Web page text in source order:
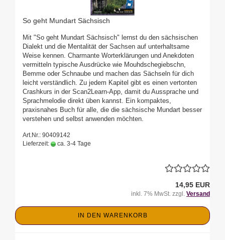
So geht Mundart Sächsisch
Mit "So geht Mundart Sächsisch" lernst du den sächsischen
Dialekt und die Mentalität der Sachsen auf unterhaltsame
Weise kennen. Charmante Worterklärungen und Anekdoten
vermitteln typische Ausdrücke wie Mouhdschegiebschn,
Bemme oder Schnaube und machen das Sächseln für dich
leicht verständlich. Zu jedem Kapitel gibt es einen vertonten
Crashkurs in der Scan2Learn-App, damit du Aussprache und
Sprachmelodie direkt üben kannst. Ein kompaktes,
praxisnahes Buch für alle, die die sächsische Mundart besser
verstehen und selbst anwenden möchten.
Art.Nr.: 90409142
Lieferzeit:
ca. 3-4 Tage
14,95 EUR
inkl. 7% MwSt. zzgl. Versand
IN DEN WARENKORB